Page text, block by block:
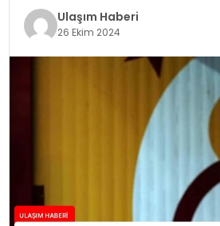
SPOR
TEKNOLOJI
Ulaşım Haberi
26 Ekim 2024